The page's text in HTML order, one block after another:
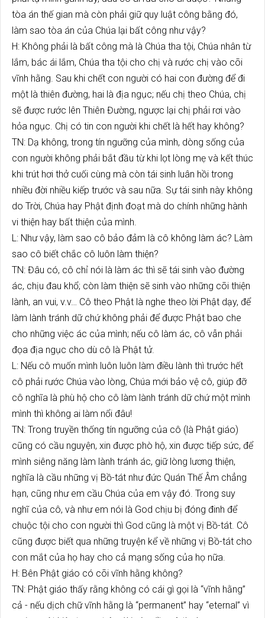
tòa án thế gian mà còn phải giữ quy luật công bằng đó,
làm sao tòa án của Chúa lại bất công như vậy?
H: Không phải là bất công mà là Chúa tha tội, Chúa nhân từ
lắm, bác ái lắm, Chúa tha tội cho chị và rước chị vào cõi
vĩnh hằng. Sau khi chết con người có hai con đường để đi
một là thiên đường, hai là địa ngục; nếu chị theo Chúa, chị
sẽ được rước lên Thiên Đường, ngược lại chị phải rơi vào
hỏa ngục. Chị có tin con người khi chết là hết hay không?
TN: Dạ không, trong tín ngưỡng của mình, dòng sống của
con người không phải bắt đầu từ khi lọt lòng mẹ và kết thúc
khi trút hơi thở cuối cùng mà còn tái sinh luân hồi trong
nhiều đời nhiều kiếp trước và sau nữa. Sự tái sinh này không
do Trời, Chúa hay Phật định đoạt mà do chính những hành
vi thiện hay bất thiện của mình.
L: Như vậy, làm sao cô bảo đảm là cô không làm ác? Làm
sao cô biết chắc cô luôn làm thiện?
TN: Đâu có, cô chỉ nói là làm ác thì sẽ tái sinh vào đường
ác, chịu đau khổ; còn làm thiện sẽ sinh vào những cõi thiện
lành, an vui, v.v… Cô theo Phật là nghe theo lời Phật dạy, để
làm lành tránh dữ chứ không phải để được Phật bao che
cho những việc ác của mình; nếu cô làm ác, cô vẫn phải
đọa địa ngục cho dù cô là Phật tử.
L: Nếu cô muốn mình luôn luôn làm điều lành thì trước hết
cô phải rước Chúa vào lòng, Chúa mới bảo vệ cô, giúp đỡ
cô nghĩa là phù hộ cho cô làm lành tránh dữ chứ một mình
mình thì không ai làm nổi đâu!
TN: Trong truyền thống tín ngưỡng của cô (là Phật giáo)
cũng có cầu nguyện, xin được phò hộ, xin được tiếp sức, để
mình siêng năng làm lành tránh ác, giữ lòng lương thiện,
nghĩa là cầu những vị Bồ-tát như đức Quán Thế Âm chẳng
hạn, cũng như em cầu Chúa của em vậy đó. Trong suy
nghĩ của cô, và như em nói là God chịu bị đóng đinh để
chuộc tội cho con người thì God cũng là một vị Bồ-tát. Cô
cũng được biết qua những truyện kể về những vị Bồ-tát cho
con mắt của họ hay cho cả mạng sống của họ nữa.
H: Bên Phật giáo có cõi vĩnh hằng không?
TN: Phật giáo thấy rằng không có cái gì gọi là “vĩnh hằng”
cả - nếu dịch chữ vĩnh hằng là “permanent” hay “eternal” vì